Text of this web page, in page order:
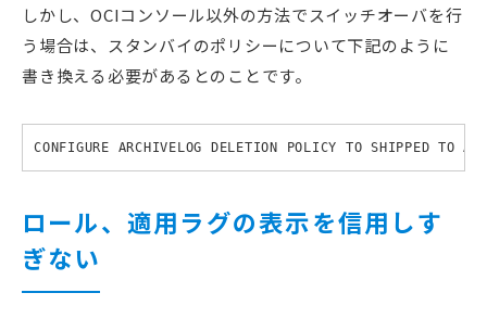
しかし、OCIコンソール以外の方法でスイッチオーバを行
う場合は、スタンバイのポリシーについて下記のように
書き換える必要があるとのことです。
CONFIGURE ARCHIVELOG DELETION POLICY TO SHIPPED TO
ロール、適用ラグの表示を信用しす
ぎない